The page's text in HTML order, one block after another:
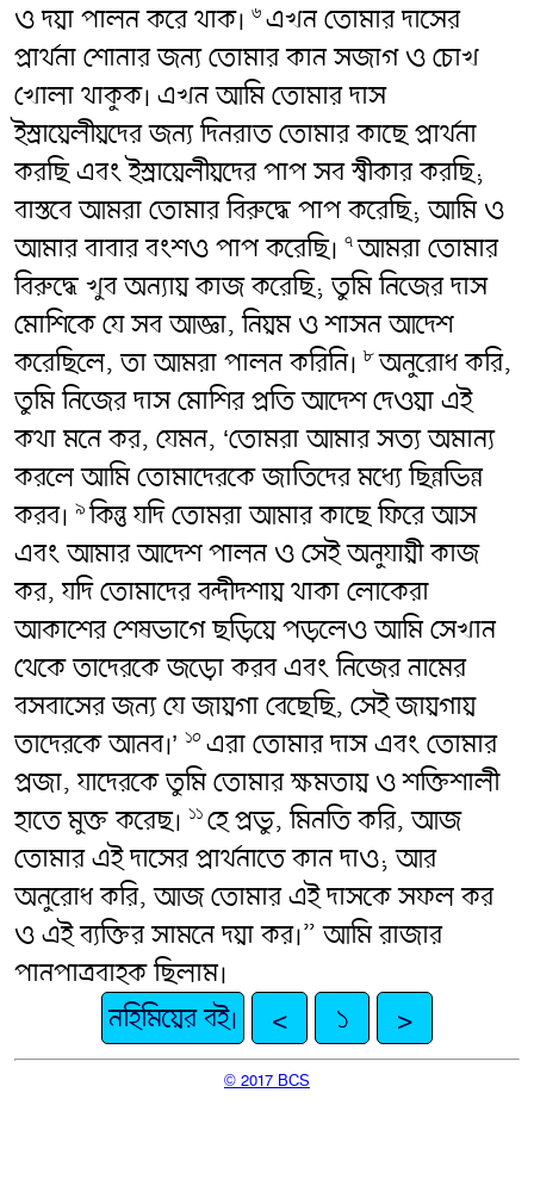
ও দয়া পালন করে থাক। ৬ এখন তোমার দাসের
প্রার্থনা শোনার জন্য তোমার কান সজাগ ও চোখ
খোলা থাকুক। এখন আমি তোমার দাস
ইস্রায়েলীয়দের জন্য দিনরাত তোমার কাছে প্রার্থনা
করছি এবং ইস্রায়েলীয়দের পাপ সব স্বীকার করছি;
বাস্তবে আমরা তোমার বিরুদ্ধে পাপ করেছি; আমি ও
আমার বাবার বংশও পাপ করেছি। ৭আমরা তোমার
বিরুদ্ধে খুব অন্যায় কাজ করেছি; তুমি নিজের দাস
মোশিকে যে সব আজ্ঞা, নিয়ম ও শাসন আদেশ
করেছিলে, তা আমরা পালন করিনি। ৮অনুরোধ করি,
তুমি নিজের দাস মোশির প্রতি আদেশ দেওয়া এই
কথা মনে কর, যেমন, ‘তোমরা আমার সত্য অমান্য
করলে আমি তোমাদেরকে জাতিদের মধ্যে ছিন্নভিন্ন
করব। ৯কিন্তু যদি তোমরা আমার কাছে ফিরে আস
এবং আমার আদেশ পালন ও সেই অনুযায়ী কাজ
কর, যদি তোমাদের বন্দীদশায় থাকা লোকেরা
আকাশের শেষভাগে ছড়িয়ে পড়লেও আমি সেখান
থেকে তাদেরকে জড়ো করব এবং নিজের নামের
বসবাসের জন্য যে জায়গা বেছেছি, সেই জায়গায়
তাদেরকে আনব।’ ১০ এরা তোমার দাস এবং তোমার
প্রজা, যাদেরকে তুমি তোমার ক্ষমতায় ও শক্তিশালী
হাতে মুক্ত করেছ। ১১ হে প্রভু, মিনতি করি, আজ
তোমার এই দাসের প্রার্থনাতে কান দাও; আর
অনুরোধ করি, আজ তোমার এই দাসকে সফল কর
ও এই ব্যক্তির সামনে দয়া কর।” আমি রাজার
পানপাত্রবাহক ছিলাম।
নহিমিয়ের বই।
< ১ >
© 2017 BCS